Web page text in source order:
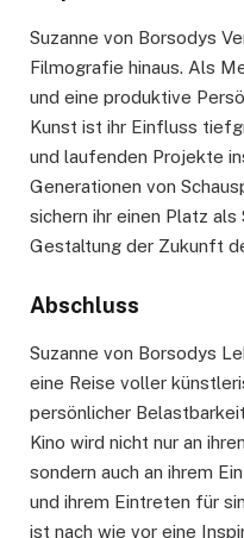
Suzanne von Borsodys
Filmografie hinaus. Als
und eine produktive
Kunst ist ihr Einfluss
und laufenden Projekte
Generationen von
sichern ihr einen Platz
Gestaltung der Zukunft
Abschluss
Suzanne von Borsodys
eine Reise voller
persönlicher
Kino wird nicht nur an
sondern auch an ihrem
und ihrem Eintreten für
ist nach wie vor eine